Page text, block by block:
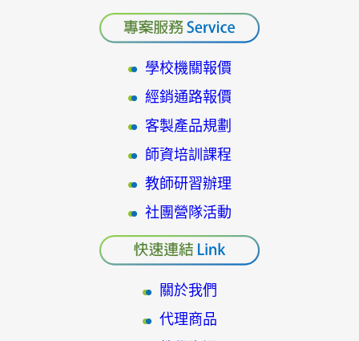
學校機關報價
經銷通路報價
客製產品規劃
師資培訓課程
教師研習辦理
社團營隊活動
關於我們
代理商品